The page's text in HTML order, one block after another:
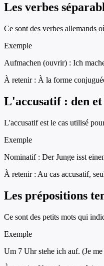
Les verbes
Ce sont des verbes allemands
Exemple
Aufmachen (ouvrir) : Ich
À retenir : À la forme
L'accusatif : den et
L'accusatif est le cas utilisé
Exemple
Nominatif : Der Junge isst
À retenir : Au cas accusatif,
Les prépositions
Ce sont des petits mots qui
Exemple
Um 7 Uhr stehe ich auf. (Je